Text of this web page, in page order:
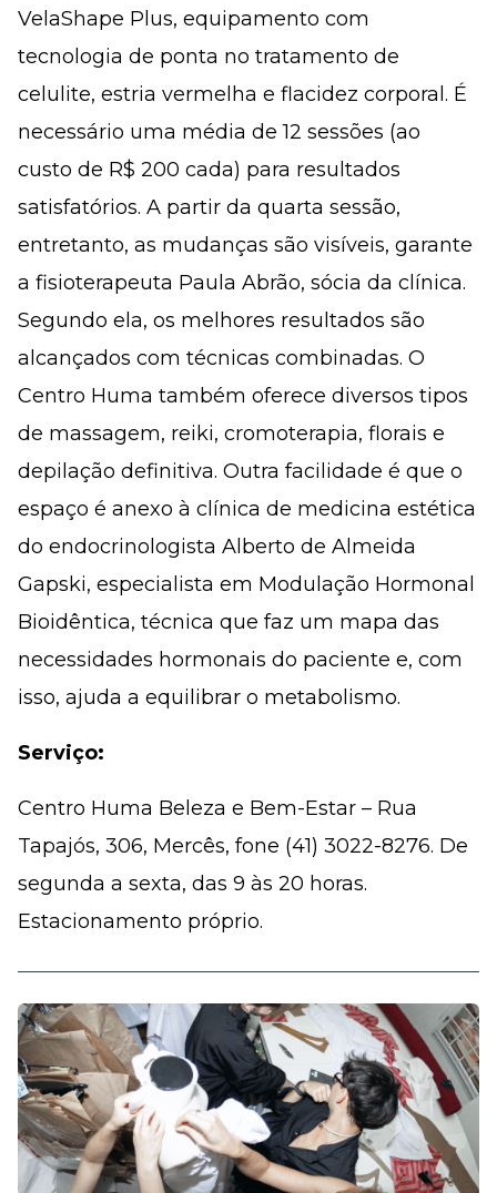
VelaShape Plus, equipamento com
tecnologia de ponta no tratamento de
celulite, estria vermelha e flacidez corporal. É
necessário uma média de 12 sessões (ao
custo de R$ 200 cada) para resultados
satisfatórios. A partir da quarta sessão,
entretanto, as mudanças são visíveis, garante
a fisioterapeuta Paula Abrão, sócia da clínica.
Segundo ela, os melhores resultados são
alcançados com técnicas combinadas. O
Centro Huma também oferece diversos tipos
de massagem, reiki, cromoterapia, florais e
depilação definitiva. Outra facilidade é que o
espaço é anexo à clínica de medicina estética
do endocrinologista Alberto de Almeida
Gapski, especialista em Modulação Hormonal
Bioidêntica, técnica que faz um mapa das
necessidades hormonais do paciente e, com
isso, ajuda a equilibrar o metabolismo.
Serviço:
Centro Huma Beleza e Bem-Estar – Rua
Tapajós, 306, Mercês, fone (41) 3022-8276. De
segunda a sexta, das 9 às 20 horas.
Estacionamento próprio.